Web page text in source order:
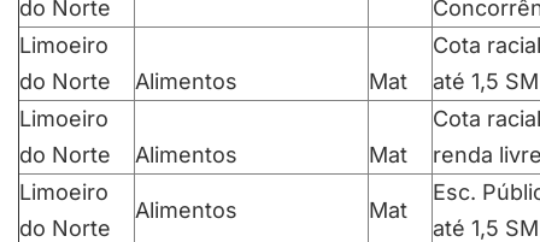
do Norte
Limoeiro
do Norte
Alimentos Mat
Cota racial
até 1,5 SM
Limoeiro
do Norte
Alimentos Mat
Cota racial
renda
Limoeiro
do Norte
Alimentos Mat
Esc.
até 1,5 SM